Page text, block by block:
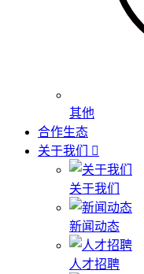
其他
合作生态
关于我们
关于我们
新闻动态
人才招聘